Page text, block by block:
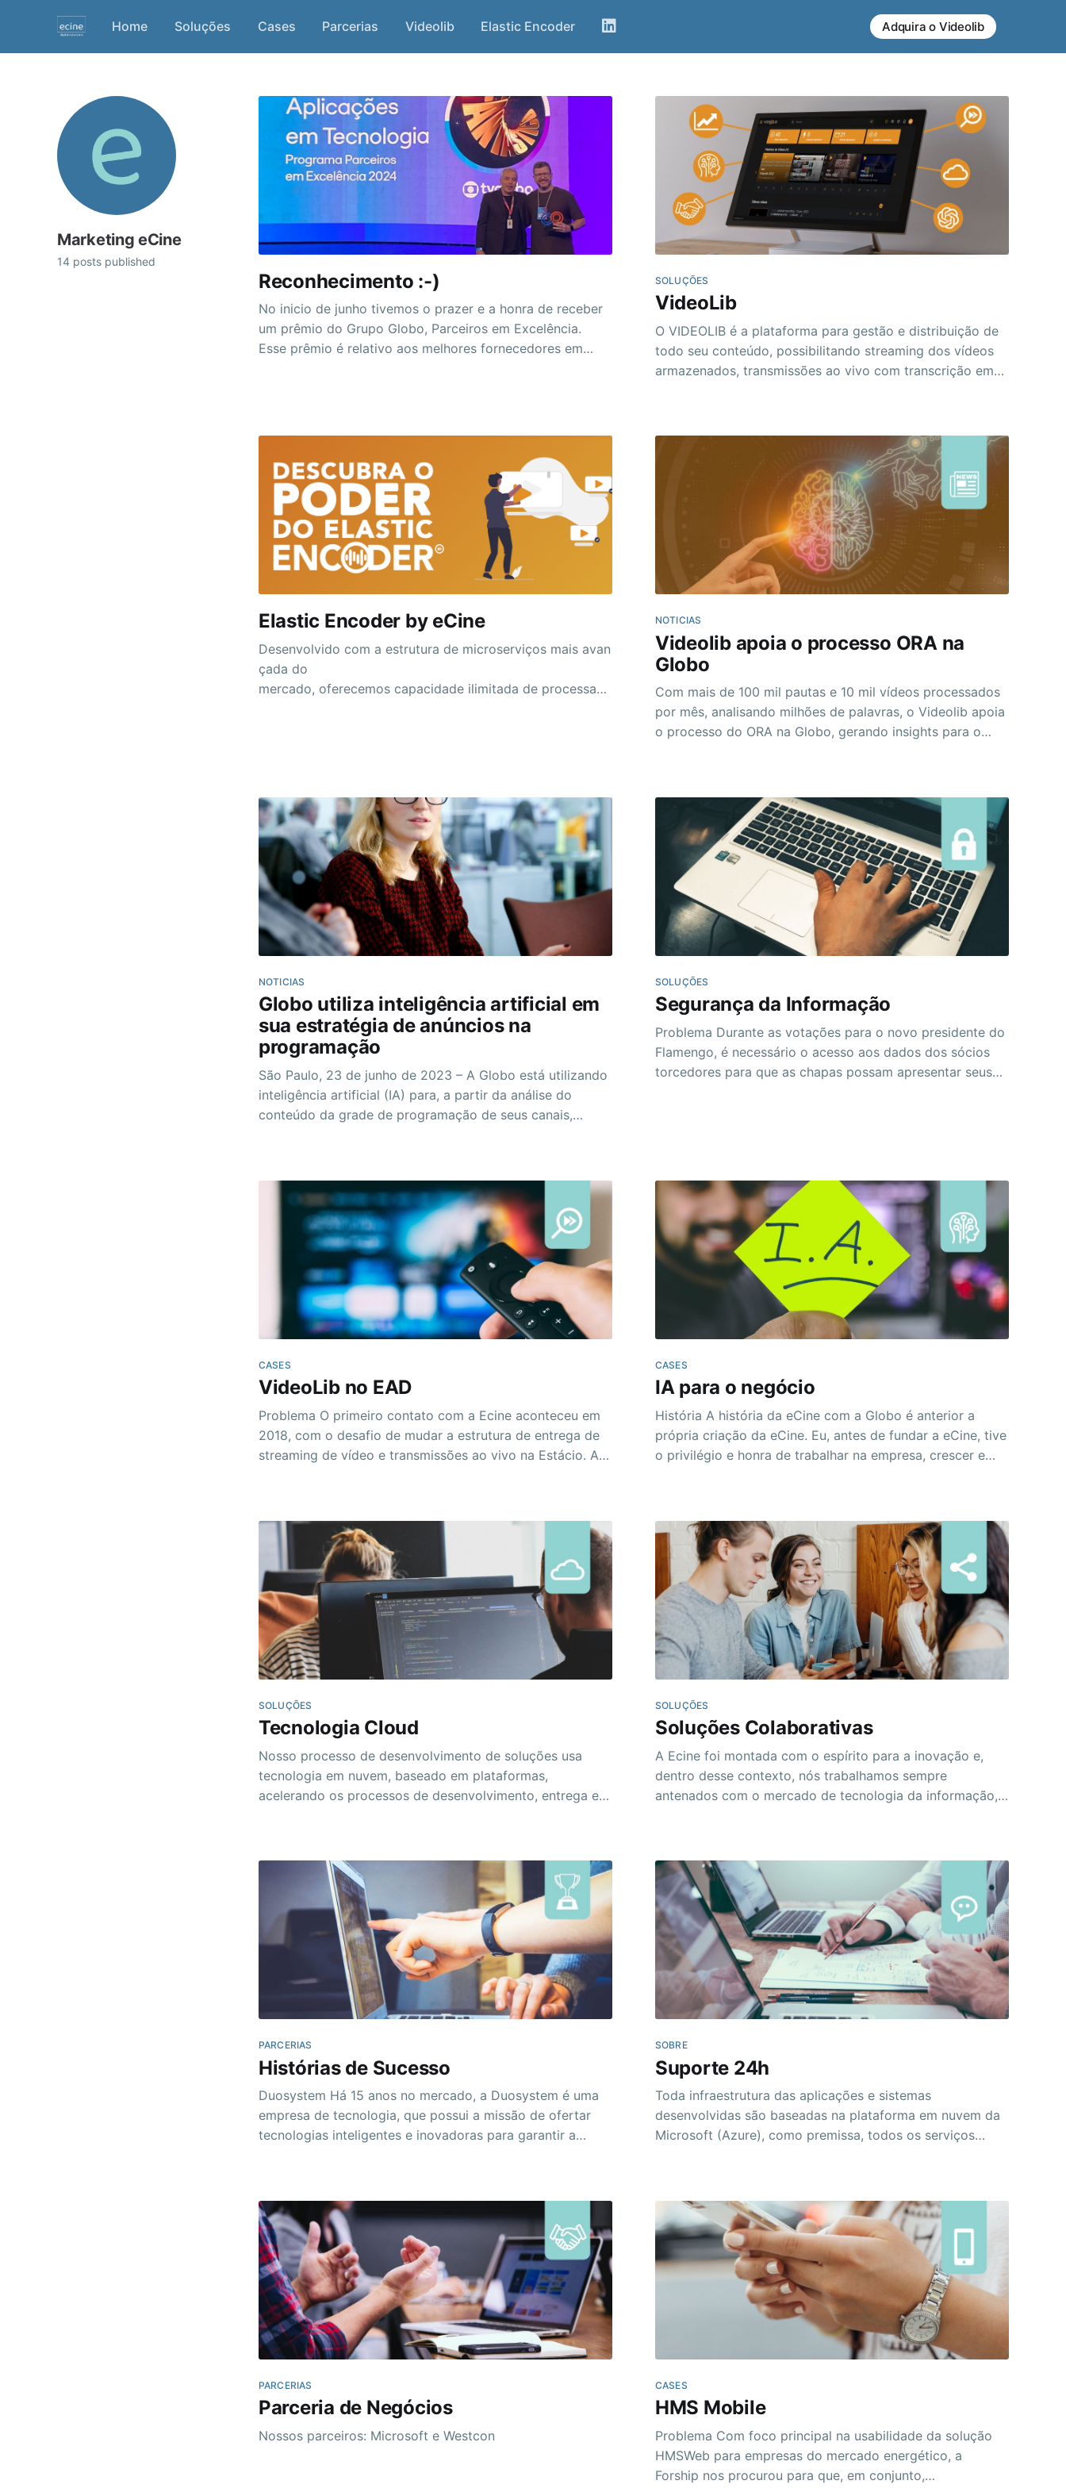
Home Soluções Cases Parcerias Videolib Elastic Encoder Adquira o Videolib
Marketing eCine
14 posts published
Reconhecimento :-)
No inicio de junho tivemos o prazer e a honra de receber
um prêmio do Grupo Globo, Parceiros em Excelência.
Esse prêmio é relativo aos melhores fornecedores em
SOLUÇÕES
VideoLib
O VIDEOLIB é a plataforma para gestão e distribuição de
todo seu conteúdo, possibilitando streaming dos vídeos
armazenados, transmissões ao vivo com transcrição em
Elastic Encoder by eCine
Desenvolvido com a estrutura de microserviços mais avan
çada do
mercado, oferecemos capacidade ilimitada de processam
NOTICIAS
Videolib apoia o processo ORA na
Globo
​Com mais de 100 mil pautas e 10 mil vídeos processados
por mês, analisando milhões de palavras, o Videolib apoia
o processo do ORA na Globo, gerando insights para o
NOTICIAS
Globo utiliza inteligência artificial em
sua estratégia de anúncios na
programação
São Paulo, 23 de junho de 2023 – A Globo está utilizando
inteligência artificial (IA) para, a partir da análise do
conteúdo da grade de programação de seus canais,
SOLUÇÕES
Segurança da Informação
Problema Durante as votações para o novo presidente do
Flamengo, é necessário o acesso aos dados dos sócios
torcedores para que as chapas possam apresentar seus
CASES
VideoLib no EAD
Problema O primeiro contato com a Ecine aconteceu em
2018, com o desafio de mudar a estrutura de entrega de
streaming de vídeo e transmissões ao vivo na Estácio. Ao
CASES
IA para o negócio
História A história da eCine com a Globo é anterior a
própria criação da eCine. Eu, antes de fundar a eCine, tive
o privilégio e honra de trabalhar na empresa, crescer e
SOLUÇÕES
Tecnologia Cloud
Nosso processo de desenvolvimento de soluções usa
tecnologia em nuvem, baseado em plataformas,
acelerando os processos de desenvolvimento, entrega em
Hoje gerenciamos diretamente mais de
SOLUÇÕES
Soluções Colaborativas
A Ecine foi montada com o espírito para a inovação e,
dentro desse contexto, nós trabalhamos sempre
antenados com o mercado de tecnologia da informação,
móveis e uso extensivo de
PARCERIAS
Histórias de Sucesso
Duosystem Há 15 anos no mercado, a Duosystem é uma
empresa de tecnologia, que possui a missão de ofertar
tecnologias inteligentes e inovadoras para garantir a
em regulação do
SOBRE
Suporte 24h
Toda infraestrutura das aplicações e sistemas
desenvolvidas são baseadas na plataforma em nuvem da
Microsoft (Azure), como premissa, todos os serviços
desenvolvimento de projetos, acompanhamento,
demandas e backlogs
PARCERIAS
Parceria de Negócios
Nossos parceiros: Microsoft e Westcon
CASES
HMS Mobile
Problema Com foco principal na usabilidade da solução
HMSWeb para empresas do mercado energético, a
Forship nos procurou para que, em conjunto,